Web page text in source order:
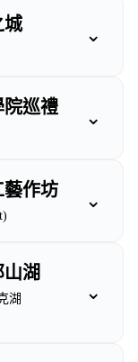
城 ⌄
院巡禮 ⌄
藝作坊 ⌄
山湖
湖
⌄